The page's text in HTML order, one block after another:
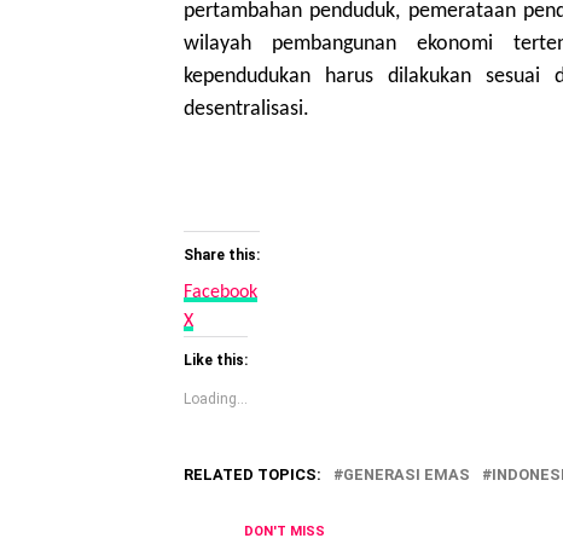
pertambahan penduduk, pemerataan
wilayah pembangunan ekonomi
kependudukan harus dilakukan
desentralisasi.
Share this:
Facebook
X
Like this:
Loading...
RELATED TOPICS: GENERASI EMAS
DON'T MISS